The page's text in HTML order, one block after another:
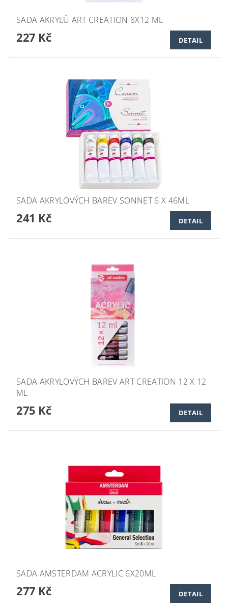
SADA AKRYLŮ ART CREATION 8X12 ML
227 Kč DETAIL
SADA AKRYLOVÝCH BAREV SONNET 6 X 46ML
241 Kč DETAIL
SADA AKRYLOVÝCH BAREV ART CREATION 12 X 12
ML
275 Kč DETAIL
SADA AMSTERDAM ACRYLIC 6X20ML
277 Kč DETAIL